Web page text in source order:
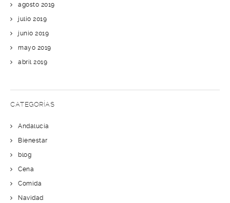
agosto 2019
julio 2019
junio 2019
mayo 2019
abril 2019
CATEGORÍAS
Andalucía
Bienestar
blog
Cena
Comida
Navidad